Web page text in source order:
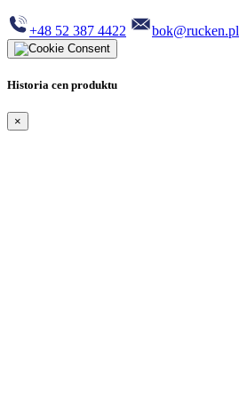
+48 52 387 4422 bok@rucken.pl
Historia cen produktu
×